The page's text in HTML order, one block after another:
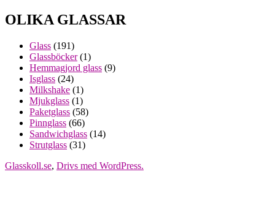
OLIKA GLASSAR
Glass (191)
Glassböcker(1)
Hemmagjord glass (9)
Isglass (24)
Milkshake (1)
Mjukglass (1)
Paketglass (58)
Pinnglass (66)
Sandwichglass (14)
Strutglass (31)
Glasskoll.se, Drivs med WordPress.